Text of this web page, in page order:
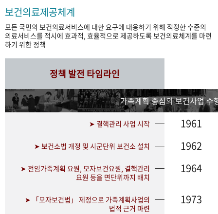
보건의료제공체계
모든 국민의 보건의료서비스에 대한 요구에 대응하기 위해 적정한 수준의
의료서비스를 적시에 효과적, 효율적으로 제공하도록 보건의료체계를 마련
하기 위한 정책
정책 발전 타임라인
가족계획 중심의 보건사업 수
➤ 결핵관리 사업 시작 1961
➤ 보건소법 개정 및 시군단위 보건소 설치 1962
➤ 전임가족계획 요원, 모자보건요원, 결핵관리
요원 등을 면단위까지 배치
1964
➤ 「모자보건법」 제정으로 가족계획사업의
법적 근거 마련
1973